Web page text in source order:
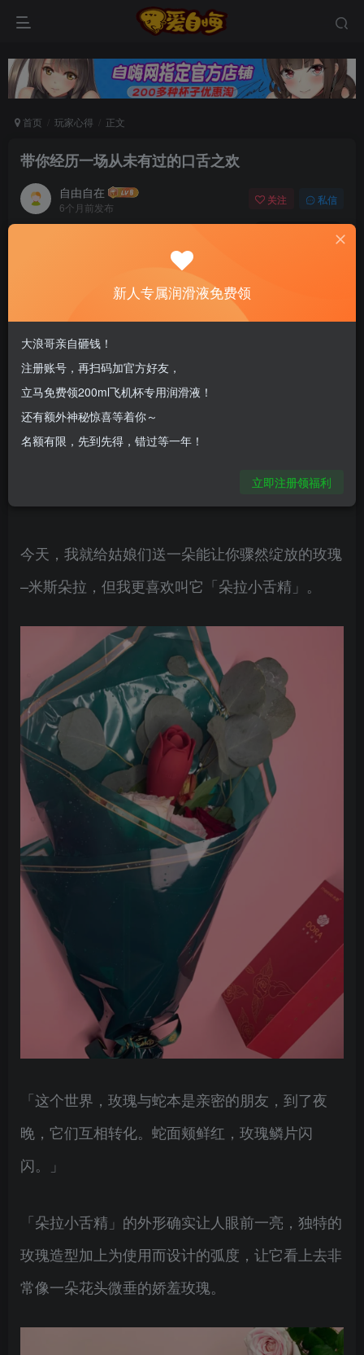
首页 玩家心得 正文
带你经历一场从未有过的口舌之欢
自由自在
6个月前发布
关注 私信
新老司机速来！注册自嗨网+扫码加好友，即
送200ml润滑液→
你上次收到玫瑰花是什么时候？过去的七夕？2月
的情人节？生日？还是已经记不起来了？
不管是什么时候都好，小美一直提倡这样的生活理
今天，我就给姑娘们送一朵能让你骤然绽放的玫瑰
–米斯朵拉，但我更喜欢叫它「朵拉小舌精」。
「这个世界，玫瑰与蛇本是亲密的朋友，到了夜
晚，它们互相转化。蛇面颊鲜红，玫瑰鳞片闪
闪。」
「朵拉小舌精」的外形确实让人眼前一亮，独特的
玫瑰造型加上为使用而设计的弧度，让它看上去非
常像一朵花头微垂的娇羞玫瑰。
新人专属润滑液免费领
大浪哥亲自砸钱！
注册账号，再扫码加官方好友，
立马免费领200ml飞机杯专用润滑液！
还有额外神秘惊喜等着你～
名额有限，先到先得，错过等一年！
立即注册领福利